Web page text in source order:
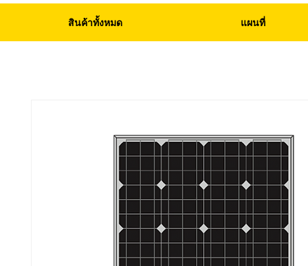
สินค้าทั้งหมด แผนที่